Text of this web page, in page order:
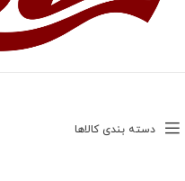
دسته بندی کالاها
خانه/ محصولات برچسب خورده
ناموجود
جعبه هدیه